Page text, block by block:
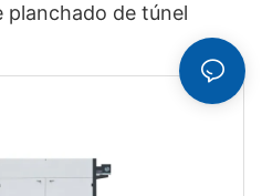
planchado de túnel